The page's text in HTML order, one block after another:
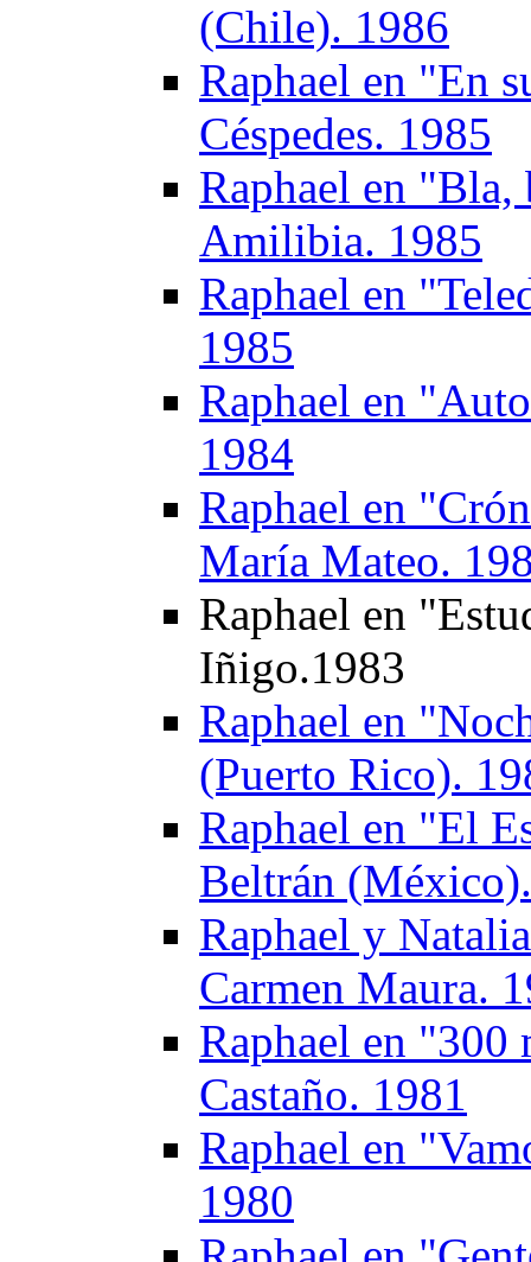
(Chile). 1986
Raphael en "En
Céspedes. 1985
Raphael en "Bla,
Amilibia. 1985
Raphael en
1985
Raphael en
1984
Raphael en
María Mateo.
Raphael en
Iñigo.1983
Raphael en
(Puerto Rico).
Raphael en "El
Beltrán
Raphael y
Carmen Maura.
Raphael en
Castaño. 1981
Raphael en
1980